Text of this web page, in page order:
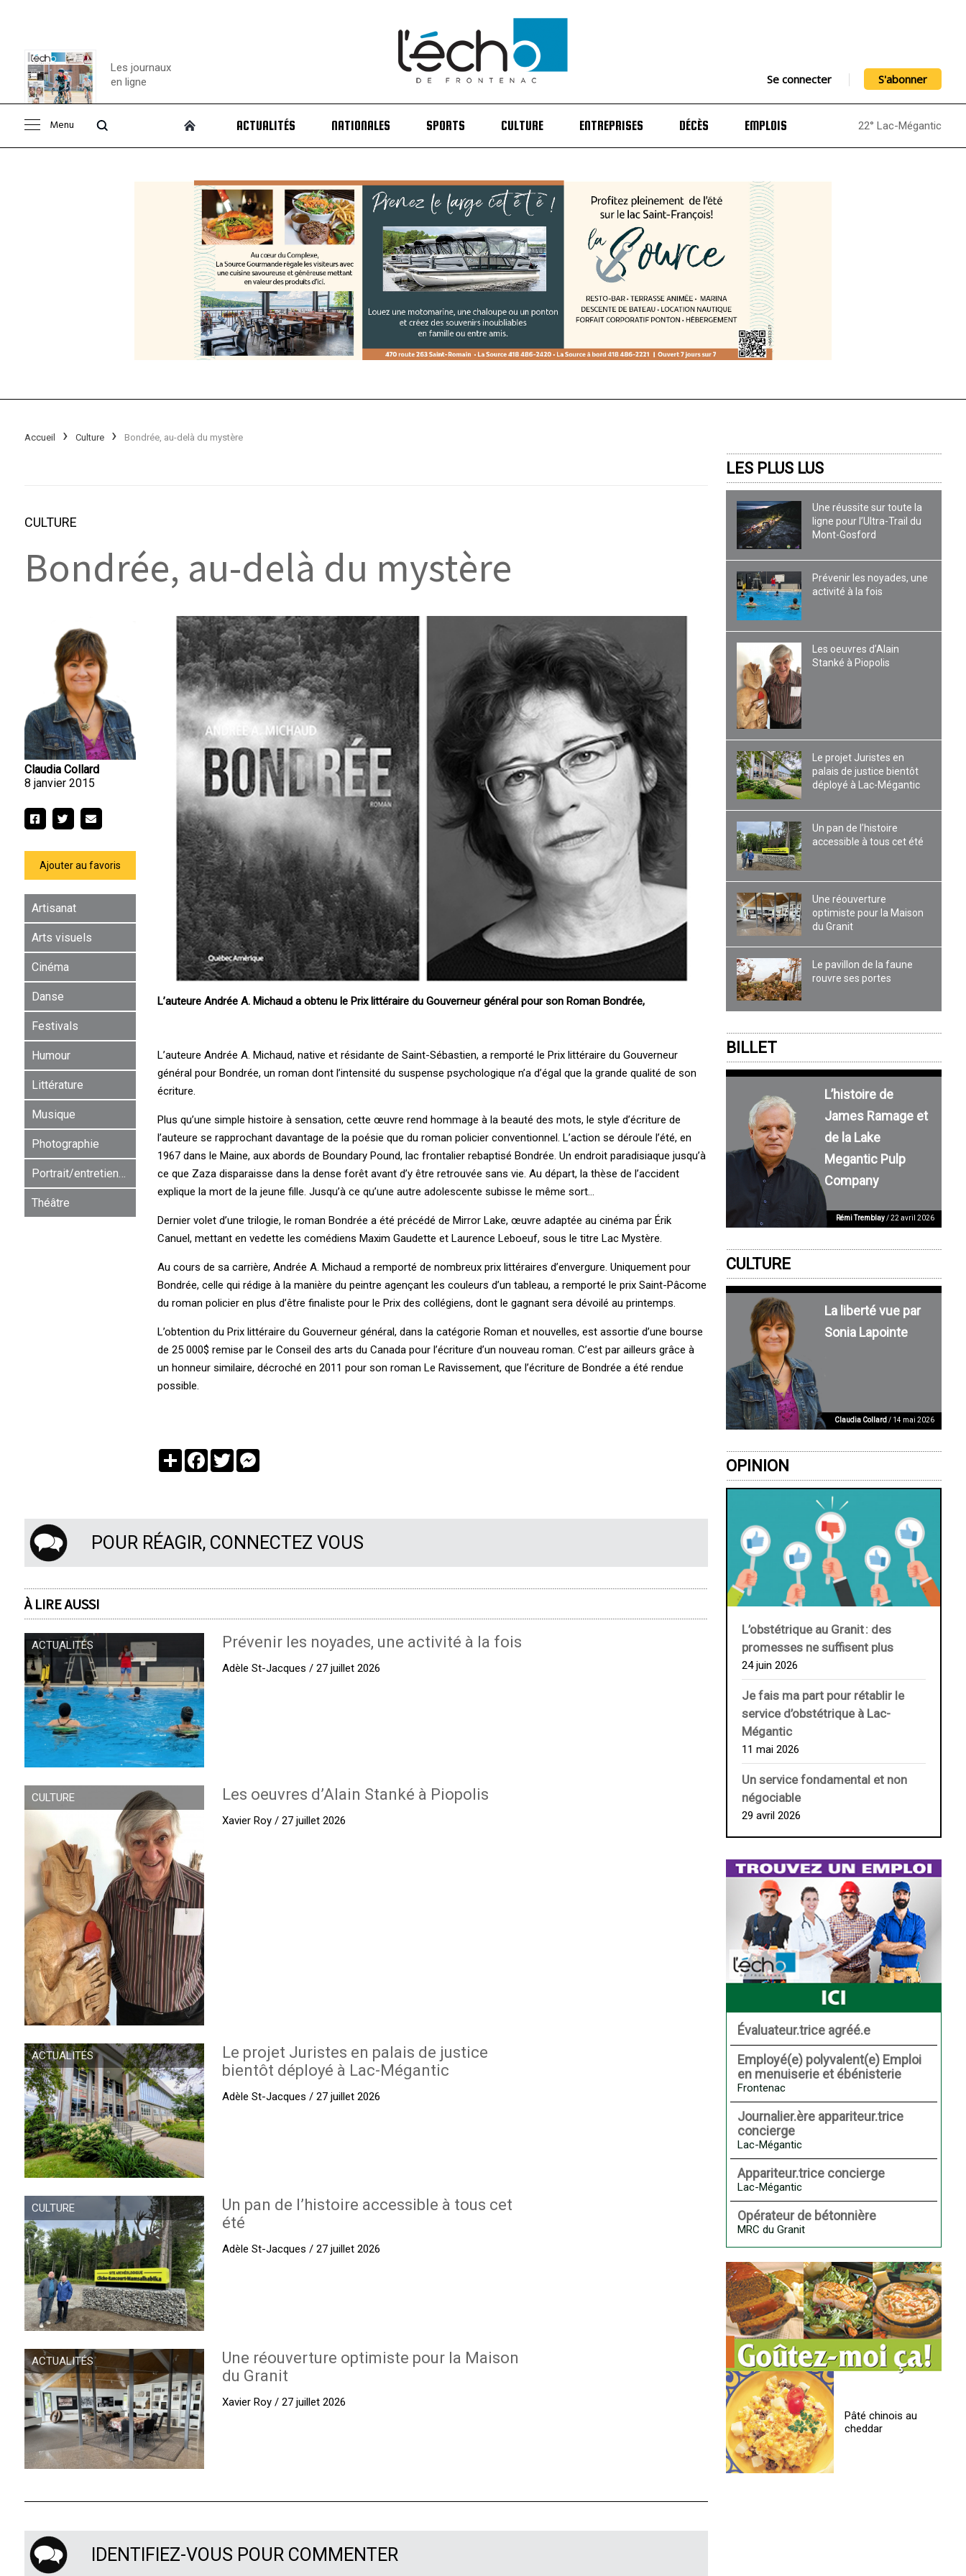
Consulter le
Les journaux
en ligne
Se connecter S'abonner
Menu ACTUALITÉS NATIONALES SPORTS CULTURE ENTREPRISES DÉCÈS EMPLOIS 22° Lac-Mégantic
Accueil Culture Bondrée, au-delà du mystère
CULTURE
Bondrée, au-delà du mystère
Claudia Collard
8 janvier 2015
Ajouter au favoris
Artisanat
Arts visuels
Cinéma
Danse
Festivals
Humour
Littérature
Musique
Photographie
Théâtre
L’auteure Andrée A. Michaud a obtenu le Prix littéraire du Gouverneur général pour son Roman Bondrée,
L’auteure Andrée A. Michaud, native et résidante de Saint-Sébastien, a remporté le Prix littéraire du Gouverneur
général pour Bondrée, un roman dont l’intensité du suspense psychologique n’a d’égal que la grande qualité de son
écriture.
Plus qu’une simple histoire à sensation, cette œuvre rend hommage à la beauté des mots, le style d’écriture de
l’auteure se rapprochant davantage de la poésie que du roman policier conventionnel. L’action se déroule l’été, en
1967 dans le Maine, aux abords de Boundary Pound, lac frontalier rebaptisé Bondrée. Un endroit paradisiaque jusqu’à
ce que Zaza disparaisse dans la dense forêt avant d’y être retrouvée sans vie. Au départ, la thèse de l’accident
explique la mort de la jeune fille. Jusqu’à ce qu’une autre adolescente subisse le même sort…
Dernier volet d’une trilogie, le roman Bondrée a été précédé de Mirror Lake, œuvre adaptée au cinéma par Érik
Canuel, mettant en vedette les comédiens Maxim Gaudette et Laurence Leboeuf, sous le titre Lac Mystère.
Au cours de sa carrière, Andrée A. Michaud a remporté de nombreux prix littéraires d’envergure. Uniquement pour
Bondrée, celle qui rédige à la manière du peintre agençant les couleurs d’un tableau, a remporté le prix Saint-Pâcome
du roman policier en plus d’être finaliste pour le Prix des collégiens, dont le gagnant sera dévoilé au printemps.
L’obtention du Prix littéraire du Gouverneur général, dans la catégorie Roman et nouvelles, est assortie d’une bourse
de 25 000$ remise par le Conseil des arts du Canada pour l’écriture d’un nouveau roman. C’est par ailleurs grâce à
un honneur similaire, décroché en 2011 pour son roman Le Ravissement, que l’écriture de Bondrée a été rendue
possible.
PartagerFacebook
TwitterMessenger
POUR RÉAGIR, CONNECTEZ VOUS
À LIRE AUSSI
ACTUALITÉS Prévenir les noyades, une activité à la fois
Adèle St-Jacques / 27 juillet 2026
CULTURE Les oeuvres d’Alain Stanké à Piopolis
Xavier Roy / 27 juillet 2026
ACTUALITÉS
Le projet Juristes en palais de justice
bientôt déployé à Lac-Mégantic
Adèle St-Jacques / 27 juillet 2026
CULTURE
Un pan de l’histoire accessible à tous cet
été
Adèle St-Jacques / 27 juillet 2026
ACTUALITÉS
Une réouverture optimiste pour la Maison
du Granit
Xavier Roy / 27 juillet 2026
IDENTIFIEZ-VOUS POUR COMMENTER
LES PLUS LUS
Une réussite sur toute la
ligne pour l’Ultra-Trail du
Mont-Gosford
Prévenir les noyades, une
activité à la fois
Les oeuvres d’Alain
Stanké à Piopolis
Le projet Juristes en
palais de justice bientôt
déployé à Lac-Mégantic
Un pan de l’histoire
accessible à tous cet été
Une réouverture
optimiste pour la Maison
du Granit
Le pavillon de la faune
rouvre ses portes
BILLET
L’histoire de
James Ramage et
de la Lake
Megantic Pulp
Company
Rémi Tremblay/ 22 avril 2026
CULTURE
La liberté vue par
Sonia Lapointe
Claudia Collard/ 14 mai 2026
OPINION
L’obstétrique au ­Granit : des
promesses ne suffisent plus
24 juin 2026
Je fais ma part pour rétablir le
service d’obstétrique à Lac-
Mégantic
11 mai 2026
Un service fondamental et non
négociable
29 avril 2026
Évaluateur.trice agréé.e
Employé(e) polyvalent(e) Emploi
en menuiserie et ébénisterie
Frontenac
Journalier.ère appariteur.trice
concierge
Lac-Mégantic
Appariteur.trice concierge
Lac-Mégantic
Opérateur de bétonnière
MRC du Granit
Pâté chinois au
cheddar